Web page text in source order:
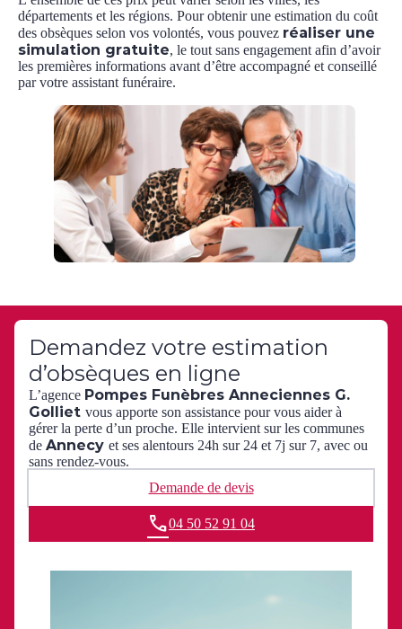
départements et les régions. Pour obtenir une estimation du coût
des obsèques selon vos volontés, vous pouvez réaliser une
simulation gratuite, le tout sans engagement afin d’avoir
les premières informations avant d’être accompagné et conseillé
par votre assistant funéraire.
Demandez votre estimation
d’obsèques en ligne
L’agence Pompes Funèbres Anneciennes G.
Golliet vous apporte son assistance pour vous aider à
gérer la perte d’un proche. Elle intervient sur les communes
de Annecy et ses alentours 24h sur 24 et 7j sur 7, avec ou
sans rendez-vous.
Demande de devis
04 50 52 91 04